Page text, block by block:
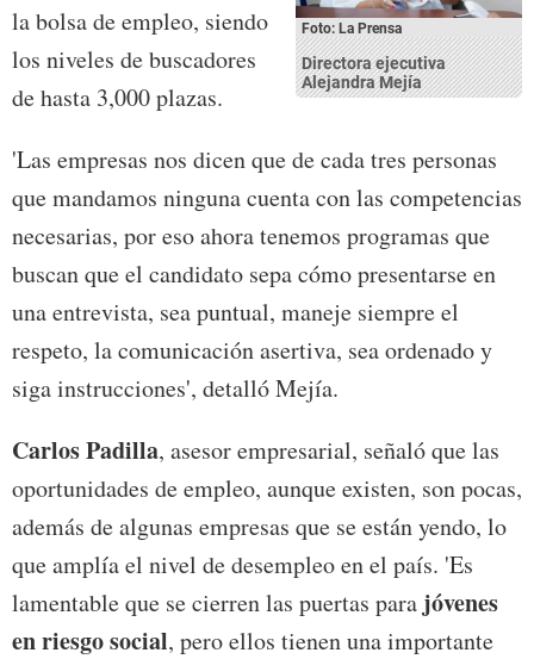
Foto: La Prensa
Directora ejecutiva
Alejandra Mejía
la bolsa de empleo, siendo
los niveles de buscadores
de hasta 3,000 plazas.
'Las empresas nos dicen que de cada tres personas
que mandamos ninguna cuenta con las competencias
necesarias, por eso ahora tenemos programas que
buscan que el candidato sepa cómo presentarse en
una entrevista, sea puntual, maneje siempre el
respeto, la comunicación asertiva, sea ordenado y
siga instrucciones', detalló Mejía.
Carlos Padilla, asesor empresarial, señaló que las
oportunidades de empleo, aunque existen, son pocas,
además de algunas empresas que se están yendo, lo
que amplía el nivel de desempleo en el país. 'Es
lamentable que se cierren las puertas para jóvenes
en riesgo social, pero ellos tienen una importante